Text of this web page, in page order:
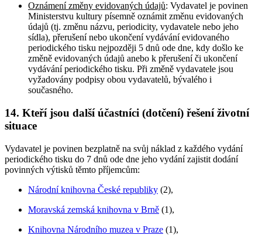
Oznámení změny evidovaných údajů: Vydavatel je povinen
Ministerstvu kultury písemně oznámit změnu evidovaných
údajů (tj. změnu názvu, periodicity, vydavatele nebo jeho
sídla), přerušení nebo ukončení vydávání evidovaného
periodického tisku nejpozději 5 dnů ode dne, kdy došlo ke
změně evidovaných údajů anebo k přerušení či ukončení
vydávání periodického tisku. Při změně vydavatele jsou
vyžadovány podpisy obou vydavatelů, bývalého i
současného.
14. Kteří jsou další účastníci (dotčení) řešení životní
situace
Vydavatel je povinen bezplatně na svůj náklad z každého vydání
periodického tisku do 7 dnů ode dne jeho vydání zajistit dodání
povinných výtisků těmto příjemcům:
Národní knihovna České republiky (2),
Moravská zemská knihovna v Brně (1),
Knihovna Národního muzea v Praze (1),